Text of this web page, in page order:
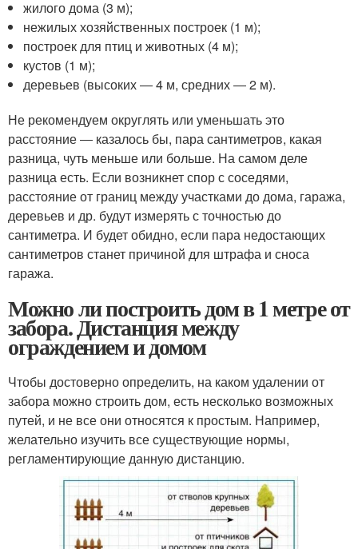
жилого дома (3 м);
нежилых хозяйственных построек (1 м);
построек для птиц и животных (4 м);
кустов (1 м);
деревьев (высоких ― 4 м, средних ― 2 м).
Не рекомендуем округлять или уменьшать это
расстояние ― казалось бы, пара сантиметров, какая
разница, чуть меньше или больше. На самом деле
разница есть. Если возникнет спор с соседями,
расстояние от границ между участками до дома, гаража,
деревьев и др. будут измерять с точностью до
сантиметра. И будет обидно, если пара недостающих
сантиметров станет причиной для штрафа и сноса
гаража.
Можно ли построить дом в 1 метре от
забора. Дистанция между
ограждением и домом
Чтобы достоверно определить, на каком удалении от
забора можно строить дом, есть несколько возможных
путей, и не все они относятся к простым. Например,
желательно изучить все существующие нормы,
регламентирующие данную дистанцию.